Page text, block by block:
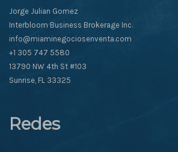
Jorge Julian Gomez
Interbloom Business Brokerage Inc.
info@miaminegociosenventa.com
+1 305 747 5580
13790 NW 4th St #103
Sunrise, FL 33325
Redes